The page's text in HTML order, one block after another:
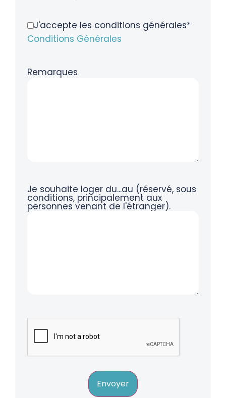
J'accepte les conditions générales*
Conditions Générales
Remarques
Je souhaite loger du...au (réservé, sous
conditions, principalement aux
personnes venant de l'étranger).
Envoyer